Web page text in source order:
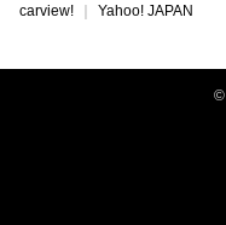
carview! Yahoo! JAPAN
©